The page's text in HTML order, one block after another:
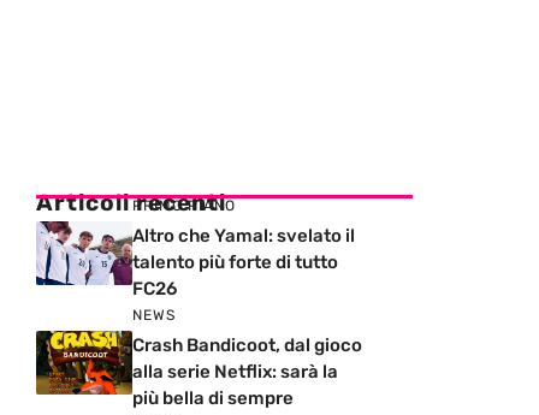
Articoli recenti
PRIMO PIANO
Altro che Yamal: svelato il
talento più forte di tutto
FC26
NEWS
Crash Bandicoot, dal gioco
alla serie Netflix: sarà la
più bella di sempre